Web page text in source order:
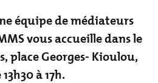
équipe de médiateurs
vous accueille dans le
place Georges- Kioulou,
à 17h.